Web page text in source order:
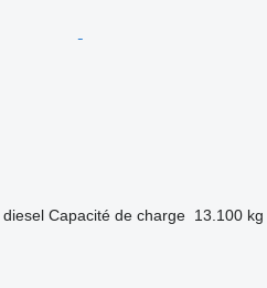
diesel Capacité de charge 13.100 kg